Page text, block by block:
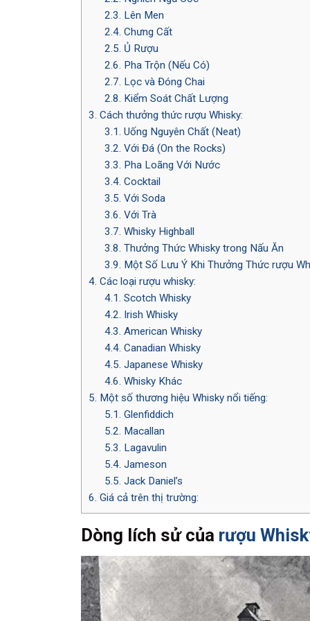
2.3. Lên Men
2.4. Chưng Cất
2.5. Ủ Rượu
2.6. Pha Trộn (Nếu Có)
2.7. Lọc và Đóng Chai
2.8. Kiểm Soát Chất Lượng
3. Cách thưởng thức rượu Whisky:
3.1. Uống Nguyên Chất (Neat)
3.2. Với Đá (On the Rocks)
3.3. Pha Loãng Với Nước
3.4. Cocktail
3.5. Với Soda
3.6. Với Trà
3.7. Whisky Highball
3.8. Thưởng Thức Whisky trong Nấu Ăn
3.9. Một Số Lưu Ý Khi Thưởng Thức rượu
4. Các loại rượu whisky:
4.1. Scotch Whisky
4.2. Irish Whisky
4.3. American Whisky
4.4. Canadian Whisky
4.5. Japanese Whisky
4.6. Whisky Khác
5. Một số thương hiệu Whisky nổi tiếng:
5.1. Glenfiddich
5.2. Macallan
5.3. Lagavulin
5.4. Jameson
5.5. Jack Daniel’s
6. Giá cả trên thị trường:
Dòng lích sử của rượu